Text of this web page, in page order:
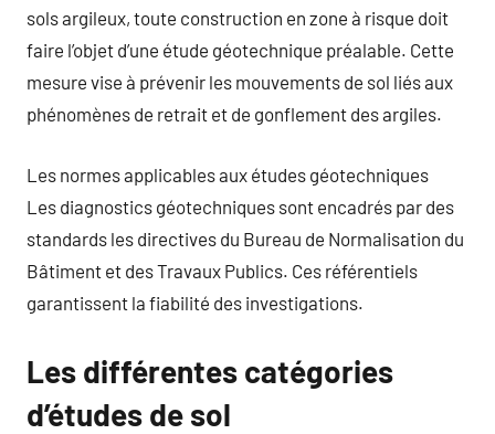
sols argileux, toute construction en zone à risque doit
faire l’objet d’une étude géotechnique préalable. Cette
mesure vise à prévenir les mouvements de sol liés aux
phénomènes de retrait et de gonflement des argiles.
Les normes applicables aux études géotechniques
Les diagnostics géotechniques sont encadrés par des
standards les directives du Bureau de Normalisation du
Bâtiment et des Travaux Publics. Ces référentiels
garantissent la fiabilité des investigations.
Les différentes catégories
d’études de sol